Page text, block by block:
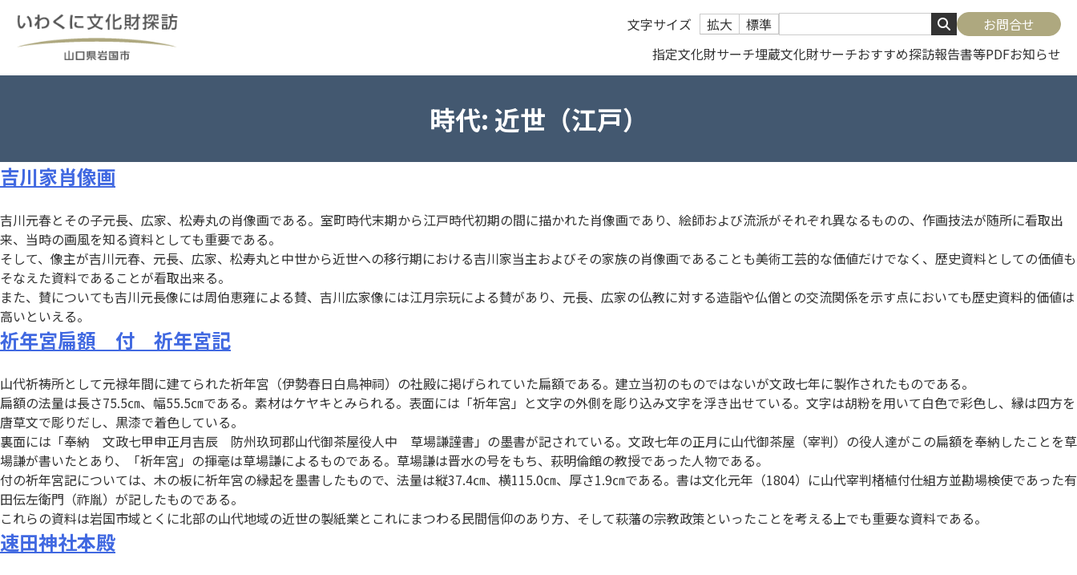
content
文字サイズ 拡大 標準
お問合せ
指定文化財サーチ埋蔵文化財サーチおすすめ探訪報告書等PDFお知らせ
時代: 近世（江戸）
吉川家肖像画
吉川元春とその子元長、広家、松寿丸の肖像画である。室町時代末期から江戸時代初期の間に描かれた肖像画であり、絵師および流派がそれぞれ異なるものの、作画技法が随所に看取出
来、当時の画風を知る資料としても重要である。
そして、像主が吉川元春、元長、広家、松寿丸と中世から近世への移行期における吉川家当主およびその家族の肖像画であることも美術工芸的な価値だけでなく、歴史資料としての価値も
そなえた資料であることが看取出来る。
また、賛についても吉川元長像には周伯恵雍による賛、吉川広家像には江月宗玩による賛があり、元長、広家の仏教に対する造詣や仏僧との交流関係を示す点においても歴史資料的価値は
高いといえる。
祈年宮扁額 付 祈年宮記
山代祈祷所として元禄年間に建てられた祈年宮（伊勢春日白鳥神祠）の社殿に掲げられていた扁額である。建立当初のものではないが文政七年に製作されたものである。
扁額の法量は長さ75.5㎝、幅55.5㎝である。素材はケヤキとみられる。表面には「祈年宮」と文字の外側を彫り込み文字を浮き出せている。文字は胡粉を用いて白色で彩色し、縁は四方を
唐草文で彫りだし、黒漆で着色している。
裏面には「奉納 文政七甲申正月吉辰 防州玖珂郡山代御茶屋役人中 草場謙謹書」の墨書が記されている。文政七年の正月に山代御茶屋（宰判）の役人達がこの扁額を奉納したことを草
場謙が書いたとあり、「祈年宮」の揮毫は草場謙によるものである。草場謙は晋水の号をもち、萩明倫館の教授であった人物である。
付の祈年宮記については、木の板に祈年宮の縁起を墨書したもので、法量は縦37.4㎝、横115.0㎝、厚さ1.9㎝である。書は文化元年（1804）に山代宰判楮植付仕組方並勘場検使であった有
田伝左衛門（祚胤）が記したものである。
これらの資料は岩国市域とくに北部の山代地域の近世の製紙業とこれにまつわる民間信仰のあり方、そして萩藩の宗教政策といったことを考える上でも重要な資料である。
速田神社本殿